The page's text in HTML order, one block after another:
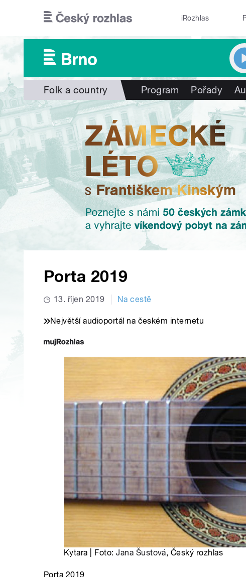
iRozhlas
Folk a country Program Pořady
Porta 2019
13. říjen 2019 Na cestě
Největší audioportál na českém internetu
Kytara | Foto:Jana Šustová, Český rozhlas
Porta 2019